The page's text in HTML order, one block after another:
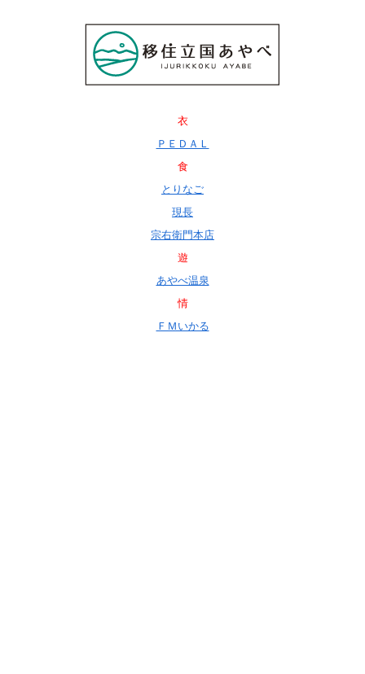
衣
ＰＥＤＡＬ
食
とりなご
現長
宗右衛門本店
遊
あやべ温泉
情
ＦＭいかる